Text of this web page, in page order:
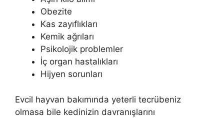
Obezite
Kas zayıflıkları
Kemik ağrıları
Psikolojik problemler
İç organ hastalıkları
Hijyen sorunları
Evcil hayvan bakımında yeterli tecrübeniz
olmasa bile kedinizin davranışlarını